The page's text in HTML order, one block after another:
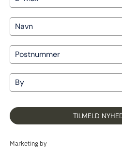
TILMELD
Marketing by